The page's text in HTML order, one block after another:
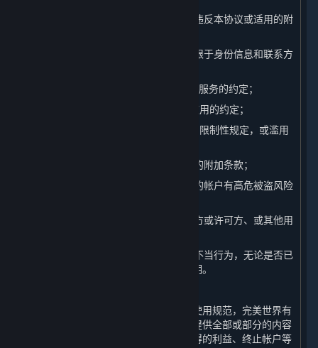
（15）进行其他对平台造成不利影响或违反本协议或适用的附
（16）提供虚假的注册信息（包括但不限于身份信息和联系方
（17）违反本协议第1.B条中关于内容和服务的约定；
（18）违反本协议第1.C条中关于帐户使用的约定；
（19）违反本协议第2.D条中关于许可的限制性规定，或滥用
（20）违反本协议其他条款或其他适用的附加条款；
（21）进行经完美世界自行判断认定您的帐户有高危被盗风险
（22）参与任何影响完美世界、其关联方或许可方、或其他用
（23）参与其他在行业内被广泛认可的不当行为，无论是否已
经被本协议或其他适用的附加条款所列明。
如果您在使用平台的过程中违反了上述使用规范，完美世界有
权视行为的性质和程度中止或终止向您提供全部或部分的内容
和服务，并采取禁止发言、收回违规取得的利益、终止帐户等